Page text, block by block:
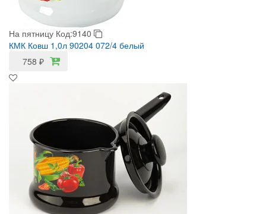
На пятницу Код:9140
КМК Ковш 1,0л 90204 072/4 белый
758 ₽